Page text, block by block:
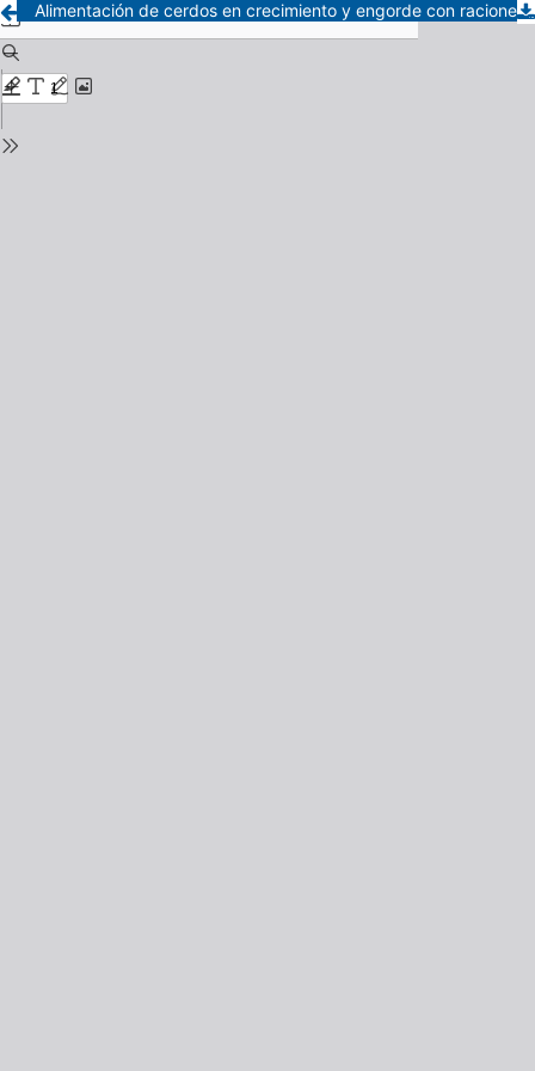
Alimentación de cerdos en crecimiento y engorde con raciones ricas en heno de alfalfa